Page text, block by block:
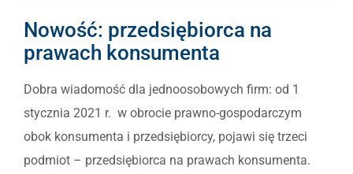
Nowość: przedsiębiorca na
prawach konsumenta
Dobra wiadomość dla jednoosobowych firm: od 1
stycznia 2021 r. w obrocie prawno-gospodarczym
obok konsumenta i przedsiębiorcy, pojawi się trzeci
podmiot – przedsiębiorca na prawach konsumenta.